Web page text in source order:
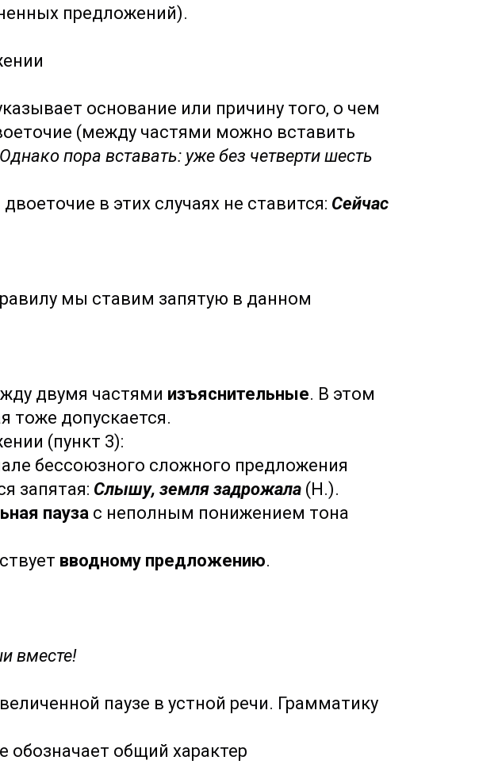
предложений).
основание или причину того, о чем
(между частями можно вставить
Однако пора вставать: уже без четверти шесть
в этих случаях не ставится: Сейчас
мы ставим запятую в данном
двумя частями изъяснительные. В этом
тоже допускается.
(пункт 3):
бессоюзного сложного предложения
запятая: Слышу, земля задрожала (Н.).
пауза с неполным понижением тона
вводному предложению.
вместе!
паузе в устной речи. Грамматику
общий характер